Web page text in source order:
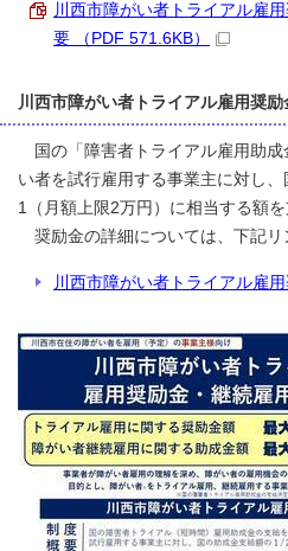
川西市障がい者トライアル雇
要 （PDF 571.6KB）
川西市障がい者トライアル雇用奨励
国の「障害者トライアル雇用助成
い者を試行雇用する事業主に対し
1（月額上限2万円）に相当する額を
奨励金の詳細については、下記リ
川西市障がい者トライアル雇